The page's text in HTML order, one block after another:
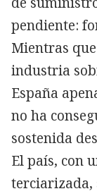
pendiente:
Mientras
industria
España
no ha
sostenida
El país, con
terciarizada,